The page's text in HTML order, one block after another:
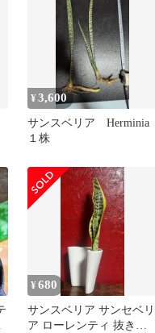
¥3,600
サンスベリア Herminia
１株
¥680
サンスベリア サンセベリ
ア ローレンティ 抜き苗